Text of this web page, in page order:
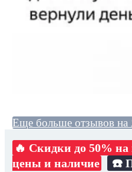
Еще больше отзывов на
🔥 Скидки до 50%
цены и наличие
☎️